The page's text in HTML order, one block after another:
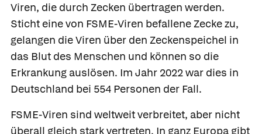
Viren, die durch Zecken übertragen werden.
Sticht eine von FSME-Viren befallene Zecke zu,
gelangen die Viren über den Zeckenspeichel in
das Blut des Menschen und können so die
Erkrankung auslösen. Im Jahr 2022 war dies in
Deutschland bei 554 Personen der Fall.
FSME-Viren sind weltweit verbreitet, aber nicht
überall gleich stark vertreten. In ganz Europa gibt